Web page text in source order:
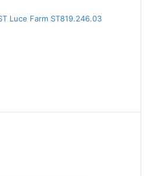
Luce Farm ST819.246.03